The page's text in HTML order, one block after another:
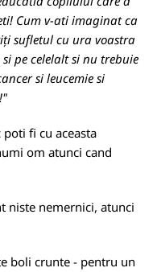
Cum v-ati imaginat ca
sufletul cu ura voastra
pe celelalt si nu trebuie
si leucemie si
poti fi cu aceasta
om atunci cand
niste nemernici, atunci
boli crunte - pentru un